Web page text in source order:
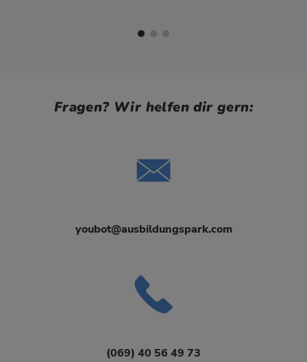
Fragen? Wir helfen dir gern:
youbot@ausbildungspark.com
(069) 40 56 49 73